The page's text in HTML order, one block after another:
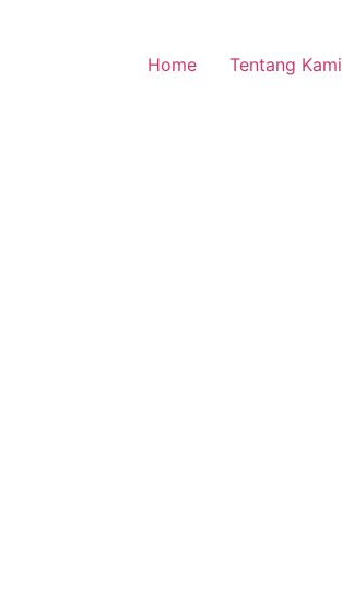
Home Tentang Kami